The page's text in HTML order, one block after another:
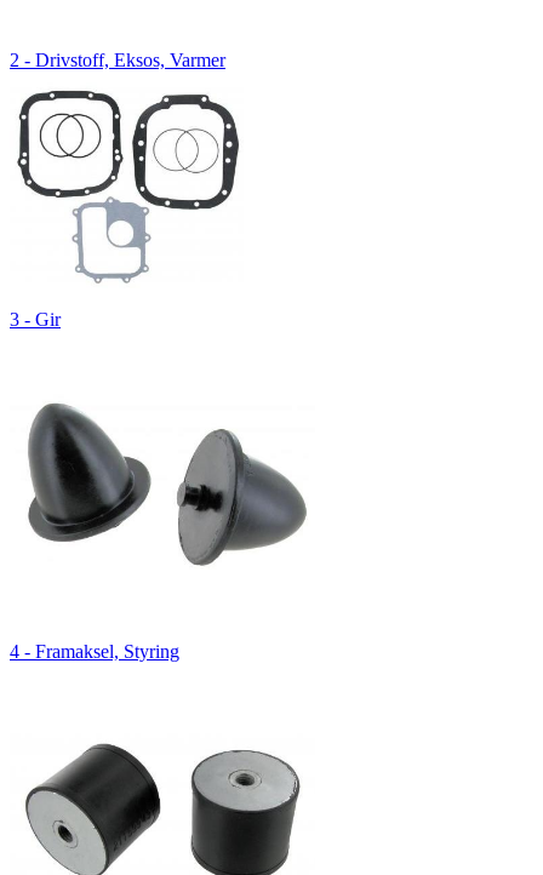
2 - Drivstoff, Eksos, Varmer
3 - Gir
4 - Framaksel, Styring